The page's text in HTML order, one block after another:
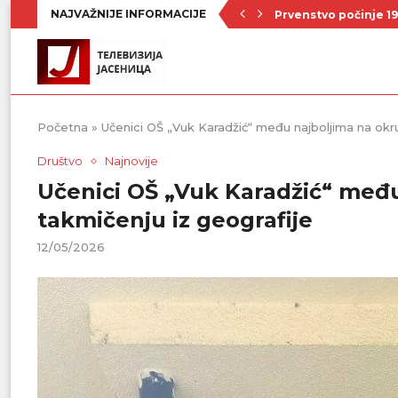
NAJVAŽNIJE INFORMACIJE Prvenstvo počinje
Početna » Učenici OŠ „Vuk Karadžić“ među najboljima na
Društvo Najnovije
Učenici OŠ „Vuk Karadžić“
takmičenju iz geografije
12/05/2026